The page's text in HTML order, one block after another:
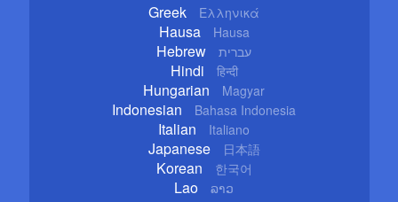
Greek Ελληνικά
Hausa Hausa
Hebrew עברית
Hindi हिन्दी
Hungarian Magyar
Indonesian Bahasa Indonesia
Italian Italiano
Japanese 日本語
Korean 한국어
Lao ລາວ